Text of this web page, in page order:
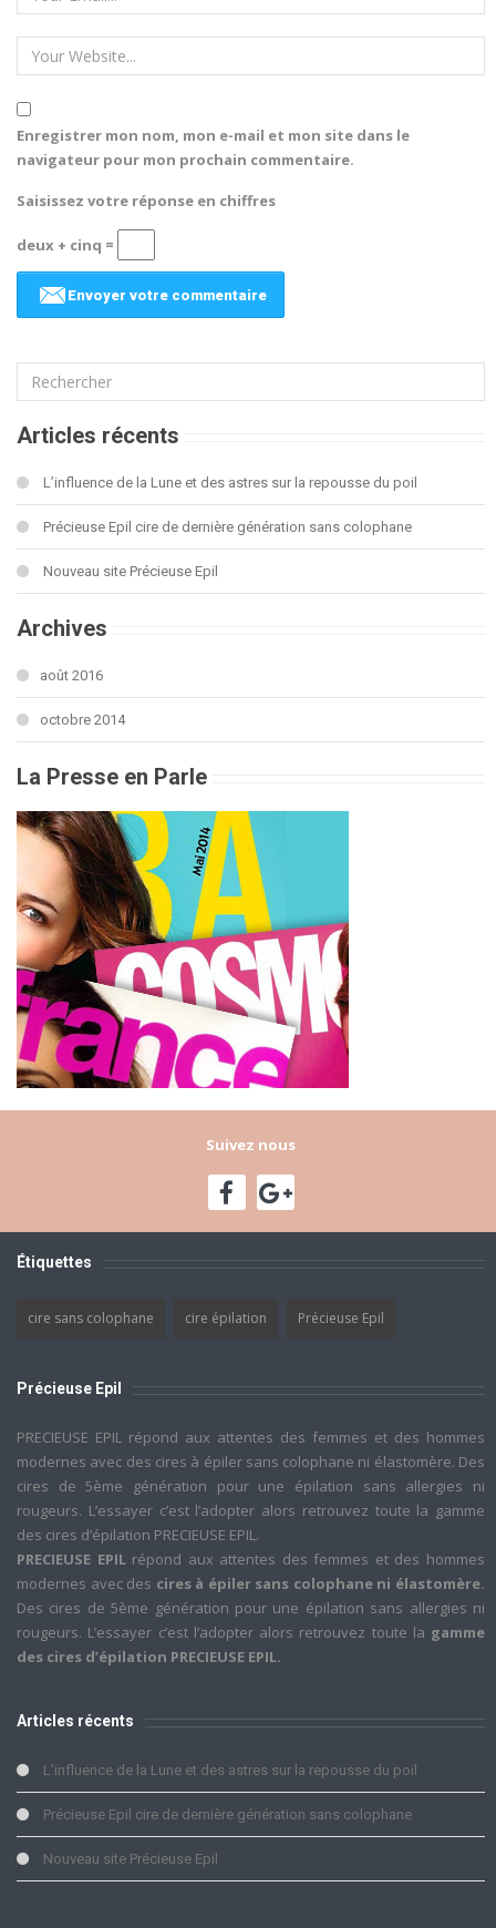
Enregistrer mon nom, mon e-mail et mon site dans le
navigateur pour mon prochain commentaire.
Saisissez votre réponse en chiffres
deux + cinq =
Articles récents
L’influence de la Lune et des astres sur la repousse du poil
Précieuse Epil cire de dernière génération sans colophane
Nouveau site Précieuse Epil
Archives
août 2016
octobre 2014
La Presse en Parle
Suivez nous
Étiquettes
cire sans colophane cire épilation Précieuse Epil
Précieuse Epil
PRECIEUSE EPIL répond aux attentes des femmes et des hommes
modernes avec des cires à épiler sans colophane ni élastomère. Des
cires de 5ème génération pour une épilation sans allergies ni
rougeurs. L’essayer c’est l’adopter alors retrouvez toute la gamme
des cires d’épilation PRECIEUSE EPIL.
PRECIEUSE EPIL répond aux attentes des femmes et des hommes
modernes avec des cires à épiler sans colophane ni élastomère.
Des cires de 5ème génération pour une épilation sans allergies ni
rougeurs. L’essayer c’est l’adopter alors retrouvez toute la gamme
des cires d’épilation PRECIEUSE EPIL.
Articles récents
L’influence de la Lune et des astres sur la repousse du poil
Précieuse Epil cire de dernière génération sans colophane
Nouveau site Précieuse Epil